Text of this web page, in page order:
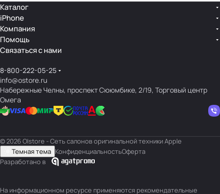
Каталог
iPhone
Компания
Помощь
Связаться с нами
8-800-222-05-25
info@ostore.ru
Набережные Челны, проспект Сююмбике, 2/19, Торговый центр
Омега
© 2026 O|store - Сеть салонов оригинальной техники Apple
Темная тема КонфиденциальностьОферта
Разработано в
На информационном ресурсе применяются рекомендательные